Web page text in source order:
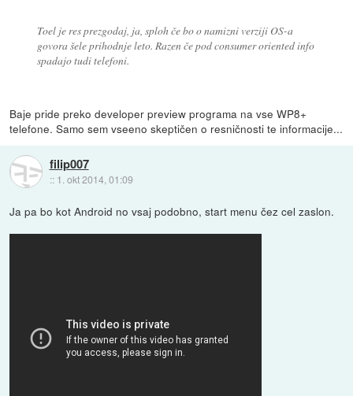
Toel je res prezgodaj, ja, sploh če bo o namizni verziji OS-a
govora šele prihodnje leto. Razen če pod consumer oriented info
spadajo tudi telefoni.
Baje pride preko developer preview programa na vse WP8+
telefone. Samo sem vseeno skeptičen o resničnosti te informacije...
filip007
:: 1. okt 2014, 01:09
Ja pa bo kot Android no vsaj podobno, start menu čez cel zaslon.